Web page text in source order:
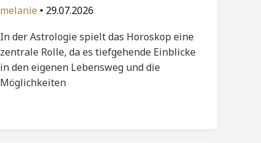
melanie • 29.07.2026
In der Astrologie spielt das Horoskop eine
zentrale Rolle, da es tiefgehende Einblicke
in den eigenen Lebensweg und die
Möglichkeiten